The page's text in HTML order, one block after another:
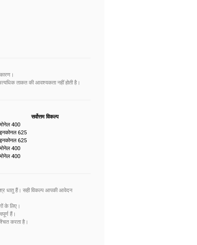
ताकत की आवश्यकता नहीं होती है।
सर्वोत्तम विकल्प
मोनेल 400
इनकोनल 625
इनकोनल 625
मोनेल 400
मोनेल 400
धातु हैं। सही विकल्प आपकी आवेदन
के लिए।
हैं।
करता है।